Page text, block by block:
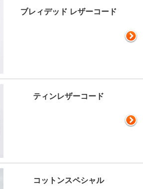
ブレィデッド レザーコード
ティンレザーコード
コットンスペシャル